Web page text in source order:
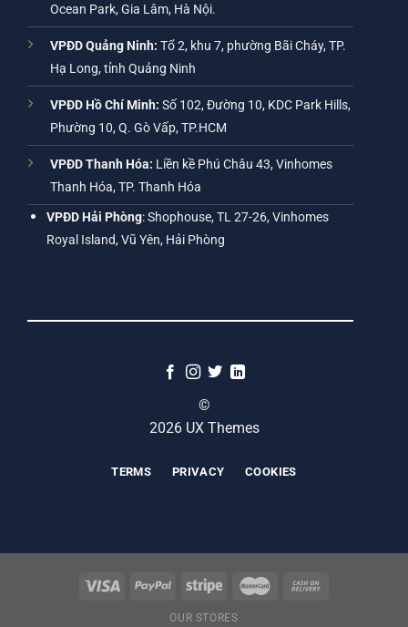
Ocean Park, Gia Lâm, Hà Nội.
VPĐD Quảng Ninh: Tổ 2, khu 7, phường Bãi Cháy, TP.
Hạ Long, tỉnh Quảng Ninh
VPĐD Hồ Chí Minh: Số 102, Đường 10, KDC Park Hills,
Phường 10, Q. Gò Vấp, TP.HCM
VPĐD Thanh Hóa: Liền kề Phú Châu 43, Vinhomes
Thanh Hóa, TP. Thanh Hóa
VPĐD Hải Phòng: Shophouse, TL 27-26, Vinhomes
Royal Island, Vũ Yên, Hải Phòng
©
2026 UX Themes
TERMS PRIVACY COOKIES
OUR STORES